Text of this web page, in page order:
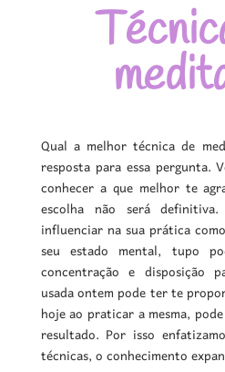
Qual a melhor técnica de
resposta para essa pergunta.
conhecer a que melhor te
escolha não será
influenciar na sua prática
seu estado mental, tupo
concentração e disposição
usada ontem pode ter te
hoje ao praticar a mesma,
resultado. Por isso
técnicas, o conhecimento